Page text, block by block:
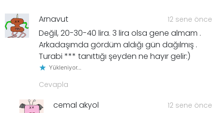
Arnavut 12 sene önce
Değil, 20-30-40 lira. 3 lira olsa gene almam .
Arkadaşımda gördüm aldığı gün dağılmış .
Turabi *** tanıttığı şeyden ne hayır gelir:)
Yükleniyor...
Cevapla
cemal akyol 12 sene önce